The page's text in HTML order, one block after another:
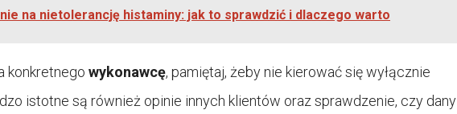
na nietolerancję histaminy: jak to sprawdzić i dlaczego warto
konkretnego wykonawcę, pamiętaj, żeby nie kierować się wyłącznie
istotne są również opinie innych klientów oraz sprawdzenie, czy dany